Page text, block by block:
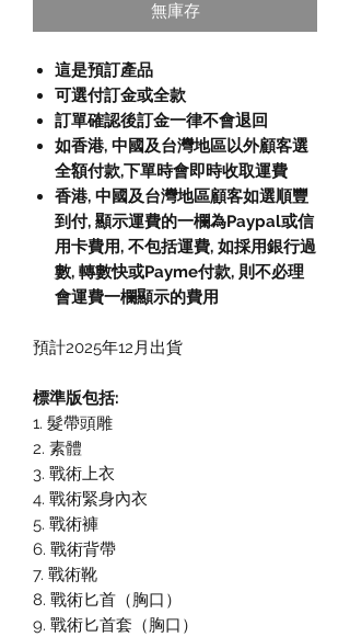
無庫存
這是預訂產品
可選付訂金或全款
訂單確認後訂金一律不會退回
如香港, 中國及台灣地區以外顧客選
全額付款,下單時會即時收取運費
香港, 中國及台灣地區顧客如選順豐
到付, 顯示運費的一欄為Paypal或信
用卡費用, 不包括運費, 如採用銀行過
數, 轉數快或Payme付款, 則不必理
會運費一欄顯示的費用
預計2025年12月出貨
標準版包括:
1. 髮帶頭雕
2. 素體
3. 戰術上衣
4. 戰術緊身內衣
5. 戰術褲
6. 戰術背帶
7. 戰術靴
8. 戰術匕首（胸口）
9. 戰術匕首套（胸口）